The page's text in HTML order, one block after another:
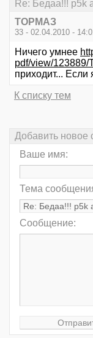
Re: Бедаа!!! p5k
ТОРМАЗ
33 - 02.04.2010 -
Ничего умнее
pdf/view/123889/
приходит... Если
К списку тем
Добавить новое
Ваше имя:
Тема
Сообщение: